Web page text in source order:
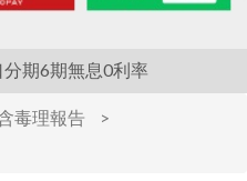
期6期無息0利率
)對抗通膨
毒理報告
>